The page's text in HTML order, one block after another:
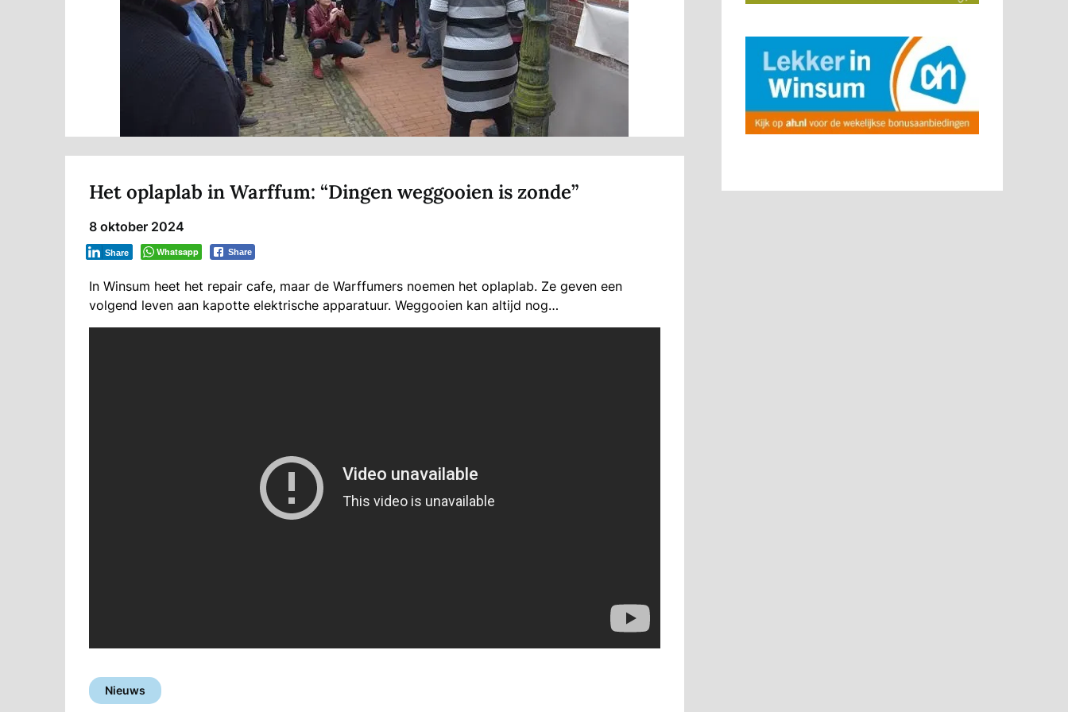
Het oplaplab in Warffum: “Dingen weggooien is zonde”
8 oktober 2024
Whatsapp Share
Share
In Winsum heet het repair cafe, maar de Warffumers noemen het oplaplab. Ze geven een
volgend leven aan kapotte elektrische apparatuur. Weggooien kan altijd nog…
Nieuws